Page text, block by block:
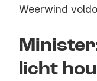
Weerwind
licht